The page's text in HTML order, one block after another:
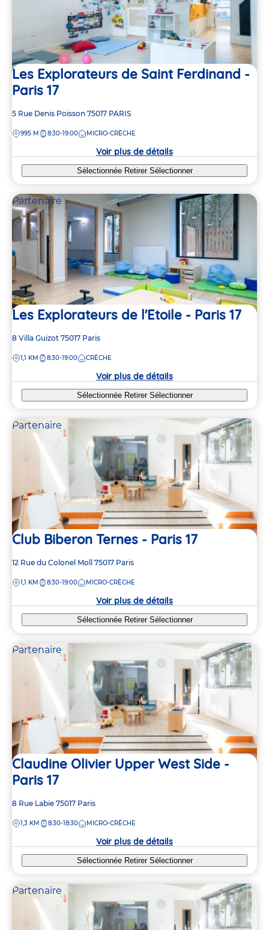
Les Explorateurs de Saint Ferdinand -
Paris 17
Adresse
la
5 Rue Denis Poisson 75017 PARIS
DISTANCE
995 M 8:30-19:00 MICRO-CRÈCHE
Voir plus de détails
Sélectionnée Retirer Sélectionner
Partenaire
Les Explorateurs de l'Etoile - Paris 17
Adresse
la
8 Villa Guizot 75017 Paris
DISTANCE
1,1 KM 8:30-19:00 CRÈCHE
Voir plus de détails
Sélectionnée Retirer Sélectionner
Partenaire
Club Biberon Ternes - Paris 17
Adresse
la
12 Rue du Colonel Moll 75017 Paris
DISTANCE
1,1 KM 8:30-19:00 MICRO-CRÈCHE
Voir plus de détails
Sélectionnée Retirer Sélectionner
Partenaire
Claudine Olivier Upper West Side -
Paris 17
Adresse
la
8 Rue Labie 75017 Paris
DISTANCE
1,3 KM 8:30-18:30 MICRO-CRÈCHE
Voir plus de détails
Sélectionnée Retirer Sélectionner
Partenaire